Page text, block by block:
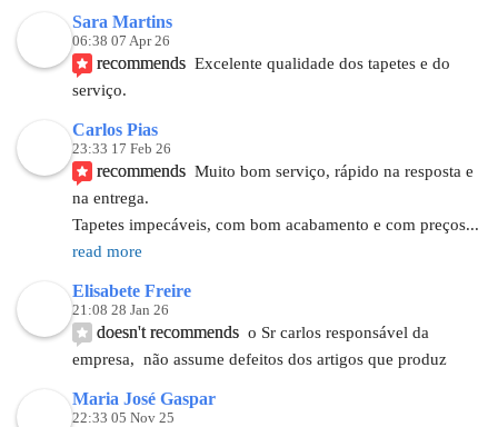
Sara Martins
06:38 07 Apr 26
recommends Excelente qualidade dos tapetes e do
serviço.
Carlos Pias
23:33 17 Feb 26
recommends Muito bom serviço, rápido na resposta e
na entrega.
Tapetes impecáveis, com bom acabamento e com preços
read more
Elisabete Freire
21:08 28 Jan 26
doesn't recommends o Sr carlos responsável da
empresa,  não assume defeitos dos artigos que produz
Maria José Gaspar
22:33 05 Nov 25